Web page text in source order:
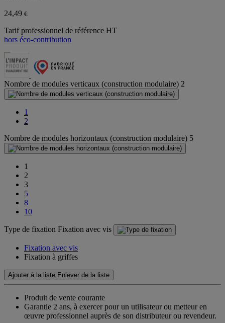
24,49 €
Tarif professionnel de référence HT
hors éco-contribution
Nombre de modules verticaux (construction modulaire) 2
1
2
Nombre de modules horizontaux (construction modulaire) 5
1
2
3
5
8
10
Type de fixation Fixation avec vis
Fixation avec vis
Fixation à griffes
Ajouter à la liste Enlever de la liste
Produit de vente courante
Garantie 2 ans, à exercer pour un utilisateur ou metteur en
œuvre professionnel auprès de son distributeur ou revendeur.